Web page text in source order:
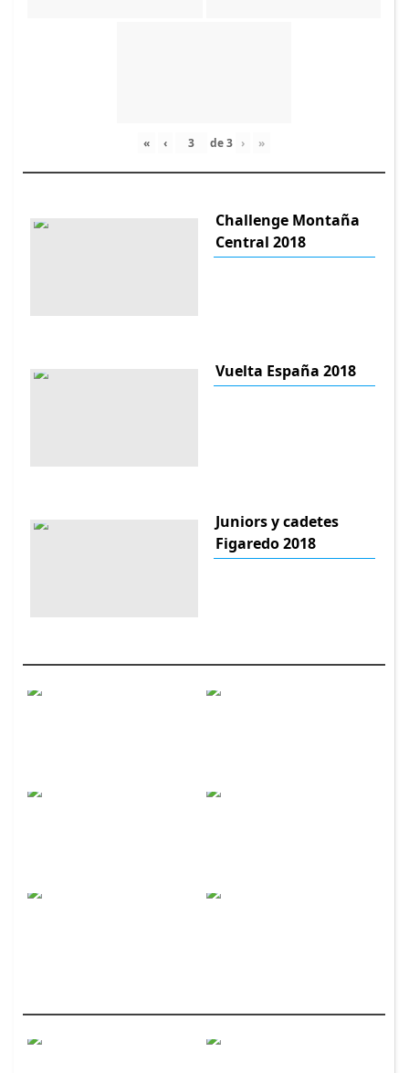
« ‹ de3 › »
Challenge Montaña
Central 2018
Vuelta España 2018
Juniors y cadetes
Figaredo 2018